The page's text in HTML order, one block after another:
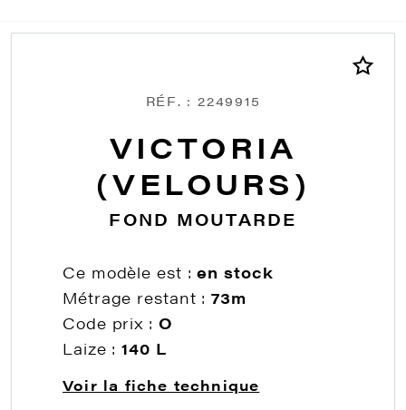
RÉF. : 2249915
VICTORIA
(VELOURS)
FOND MOUTARDE
Ce modèle est :en stock
Métrage restant :73m
Code prix : O
Laize :140 L
Voir la fiche technique